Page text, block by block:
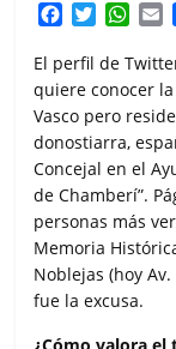
c
e
b
o
k
i
t
t
e
r
W
a
t
s
A
p
a
i
l
El perfil de
quiere conocer
Vasco pero
donostiarra,
Concejal en el
de Chamberí”.
personas más
Memoria
Noblejas (hoy
fue la excusa.